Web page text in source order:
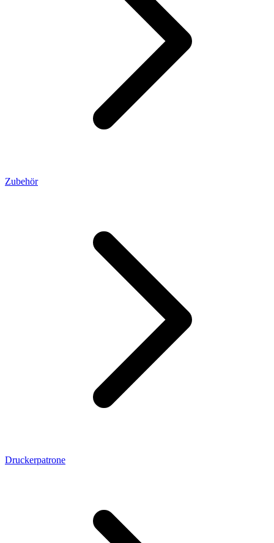
Zubehör
Druckerpatrone